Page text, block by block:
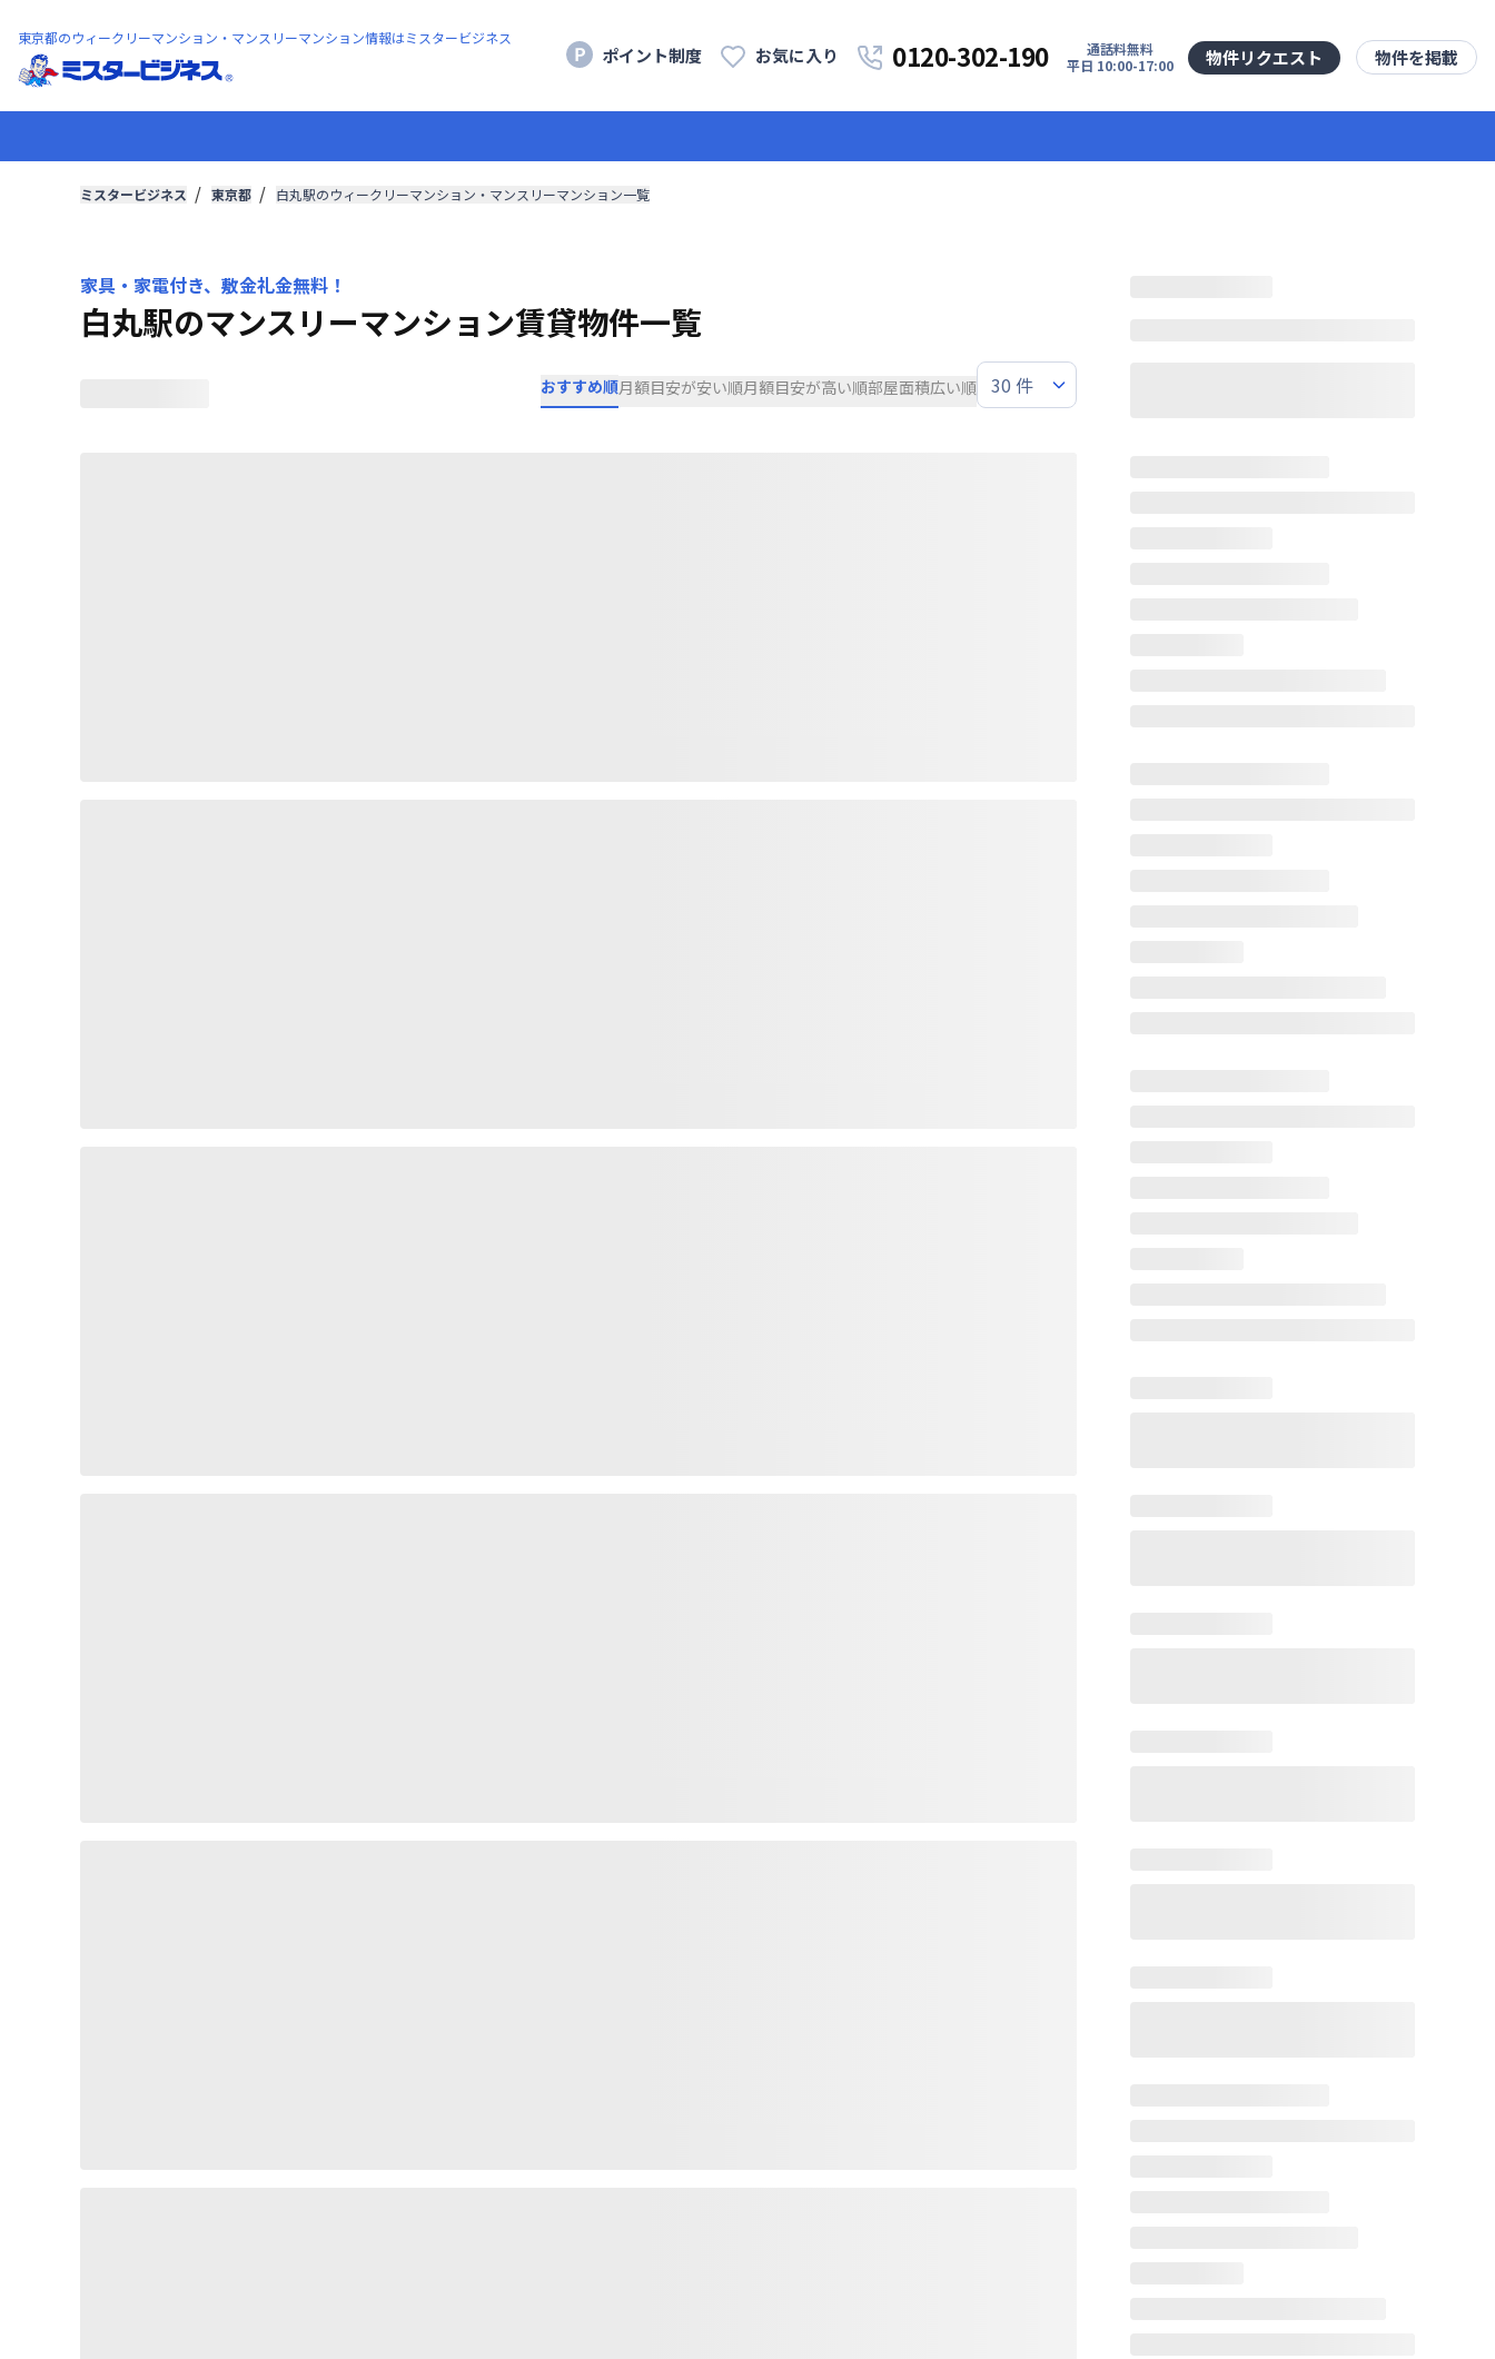
東京都のウィークリーマンション・マンスリーマンション情報はミスタービジネス
ポイント制度 お気に入り 0120-302-190
通話料無料
平日 10:00-17:00
物件リクエスト 物件を掲載
ミスタービジネス 東京都 白丸駅のウィークリーマンション・マンスリーマンション一覧
家具・家電付き、敷金礼金無料！
白丸駅のマンスリーマンション賃貸物件一覧
おすすめ順月額目安が安い順月額目安が高い順部屋面積広い順